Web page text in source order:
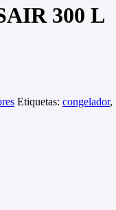
300 L
Etiquetas: congelador,